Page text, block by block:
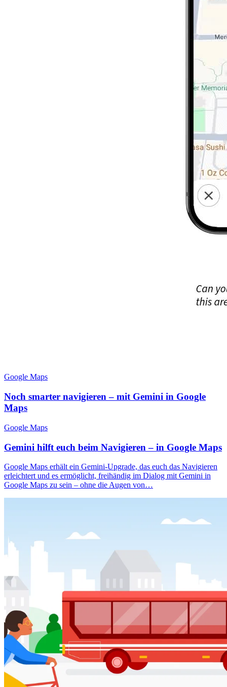
Google Maps
Noch smarter navigieren – mit Gemini in Google
Maps
Google Maps
Gemini hilft euch beim Navigieren – in Google Maps
Google Maps erhält ein Gemini-Upgrade, das euch das Navigieren
erleichtert und es ermöglicht, freihändig im Dialog mit Gemini in
Google Maps zu sein – ohne die Augen von…